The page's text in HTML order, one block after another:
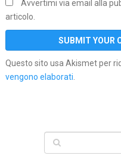
Avvertimi via email alla
articolo.
Questo sito usa Akismet per
vengono elaborati.